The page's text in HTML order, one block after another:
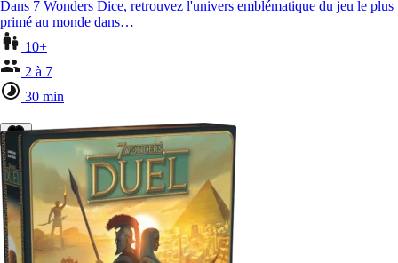
Dans 7 Wonders Dice, retrouvez l'univers emblématique du jeu le plus
primé au monde dans…
10+
2 à 7
30 min